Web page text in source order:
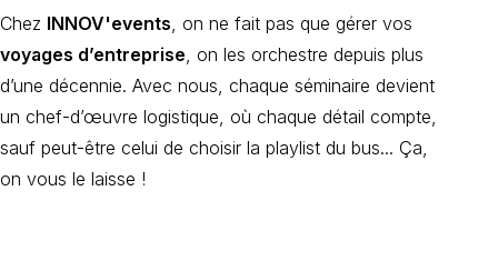
Chez INNOV'events, on ne fait pas que gérer vos
voyages d’entreprise, on les orchestre depuis plus
d’une décennie. Avec nous, chaque séminaire devient
un chef-d’œuvre logistique, où chaque détail compte,
sauf peut-être celui de choisir la playlist du bus... Ça,
on vous le laisse !